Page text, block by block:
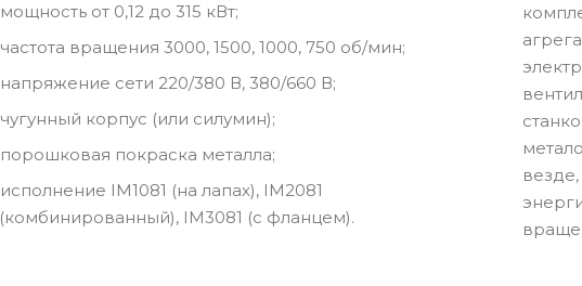
мощность от 0,12 до 315 кВт;
частота вращения 3000, 1500, 1000, 750 об/мин;
напряжение сети 220/380 В, 380/660 В;
чугунный корпус (или силумин);
порошковая покраска металла;
исполнение IM1081 (на лапах), IM2081
(комбинированный), IM3081 (с фланцем).